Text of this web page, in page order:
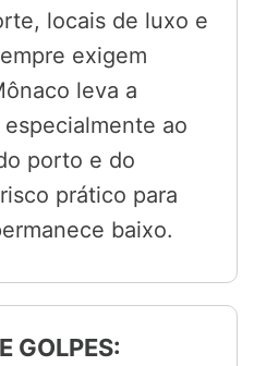
locais de luxo e
exigem
leva a
ao
porto e do
prático para
baixo.
GOLPES: